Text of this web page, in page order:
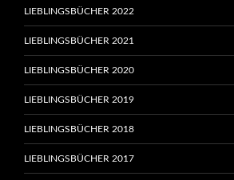
LIEBLINGSBÜCHER 2022
LIEBLINGSBÜCHER 2021
LIEBLINGSBÜCHER 2020
LIEBLINGSBÜCHER 2019
LIEBLINGSBÜCHER 2018
LIEBLINGSBÜCHER 2017